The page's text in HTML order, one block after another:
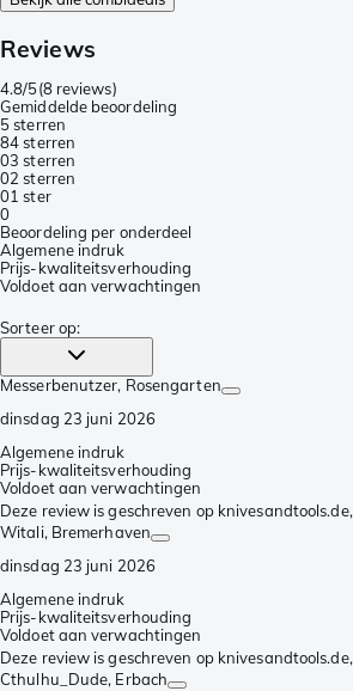
Reviews
4.8/5(8 reviews)
Gemiddelde beoordeling
5 sterren
84 sterren
03 sterren
02 sterren
01 ster
0
Beoordeling per onderdeel
Algemene indruk
Prijs-kwaliteitsverhouding
Voldoet aan verwachtingen
Sorteer op:
Messerbenutzer, Rosengarten
dinsdag 23 juni 2026
Algemene indruk
Prijs-kwaliteitsverhouding
Voldoet aan verwachtingen
Deze review is geschreven op knivesandtools.de,
Witali, Bremerhaven
dinsdag 23 juni 2026
Algemene indruk
Prijs-kwaliteitsverhouding
Voldoet aan verwachtingen
Deze review is geschreven op knivesandtools.de,
Cthulhu_Dude, Erbach